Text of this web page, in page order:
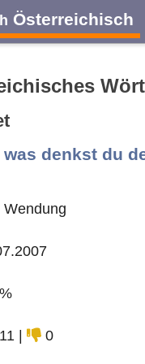
Österreichisch
denkst du
Wendung
11 | 0